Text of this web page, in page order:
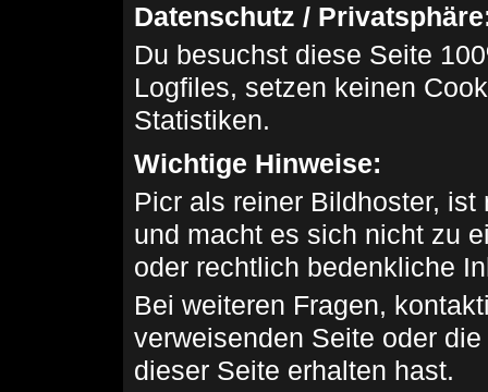
Datenschutz /
Du besuchst diese Seite
Logfiles, setzen keinen
Statistiken.
Wichtige Hinweise:
Picr als reiner Bildhoster,
und macht es sich nicht zu
oder rechtlich bedenkliche
Bei weiteren Fragen,
verweisenden Seite oder
dieser Seite erhalten hast.